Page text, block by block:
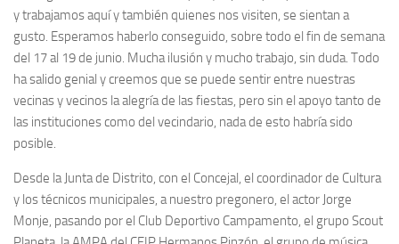
y trabajamos aquí y también quienes nos visiten, se sientan a
gusto. Esperamos haberlo conseguido, sobre todo el fin de semana
del 17 al 19 de junio. Mucha ilusión y mucho trabajo, sin duda. Todo
ha salido genial y creemos que se puede sentir entre nuestras
vecinas y vecinos la alegría de las fiestas, pero sin el apoyo tanto de
las instituciones como del vecindario, nada de esto habría sido
posible.
Desde la Junta de Distrito, con el Concejal, el coordinador de Cultura
y los técnicos municipales, a nuestro pregonero, el actor Jorge
Monje, pasando por el Club Deportivo Campamento, el grupo Scout